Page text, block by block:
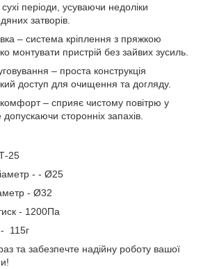
періоди, усуваючи недоліки
затворів.
– система кріплення з пряжкою
монтувати пристрій без зайвих зусиль.
– проста конструкція
доступ для очищення та догляду.
– сприяє чистому повітрю у
сторонніх запахів.
25
- - Ø25
- Ø32
- 1200Па
115г
та забезпечте надійну роботу вашої